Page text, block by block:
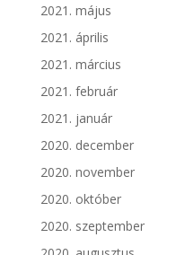
2021. május
2021. április
2021. március
2021. február
2021. január
2020. december
2020. november
2020. október
2020. szeptember